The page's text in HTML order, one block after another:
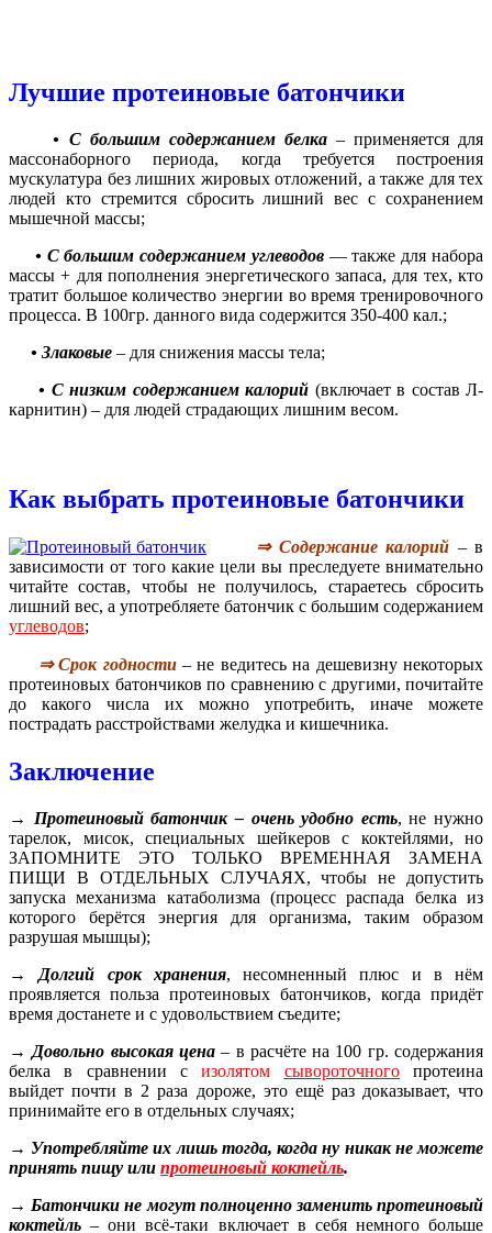
Лучшие протеиновые батончики
• С большим содержанием белка– применяется для
массонаборного периода, когда требуется построения
мускулатура без лишних жировых отложений, а также для тех
людей кто стремится сбросить лишний вес с сохранением
мышечной массы;
• С большим содержанием углеводов— также для набора
массы + для пополнения энергетического запаса, для тех, кто
тратит большое количество энергии во время тренировочного
процесса. В 100гр. данного вида содержится 350-400 кал.;
• Злаковые – для снижения массы тела;
• С низким содержанием калорий (включает в состав Л-
карнитин) – для людей страдающих лишним весом.
Как выбрать протеиновые батончики
⇒ Содержание калорий – в
зависимости от того какие цели вы преследуете внимательно
читайте состав, чтобы не получилось, стараетесь сбросить
лишний вес, а употребляете батончик с большим содержанием
углеводов;
⇒ Срок годности– не ведитесь на дешевизну некоторых
протеиновых батончиков по сравнению с другими, почитайте
до какого числа их можно употребить, иначе можете
пострадать расстройствами желудка и кишечника.
Заключение
→ Протеиновый батончик – очень удобно есть, не нужно
тарелок, мисок, специальных шейкеров с коктейлями, но
ЗАПОМНИТЕ ЭТО ТОЛЬКО ВРЕМЕННАЯ ЗАМЕНА
ПИЩИ В ОТДЕЛЬНЫХ СЛУЧАЯХ, чтобы не допустить
запуска механизма катаболизма (процесс распада белка из
которого берётся энергия для организма, таким образом
разрушая мышцы);
→ Долгий срок хранения, несомненный плюс и в нём
проявляется польза протеиновых батончиков, когда придёт
время достанете и с удовольствием съедите;
→ Довольно высокая цена– в расчёте на 100 гр. содержания
белка в сравнении сизолятом сывороточногопротеина
выйдет почти в 2 раза дороже, это ещё раз доказывает, что
принимайте его в отдельных случаях;
→ Употребляйте их лишь тогда, когда ну никак не можете
принять пищу или протеиновый коктейль.
→ Батончики не могут полноценно заменить протеиновый
коктейль – они всё-таки включает в себя немного больше